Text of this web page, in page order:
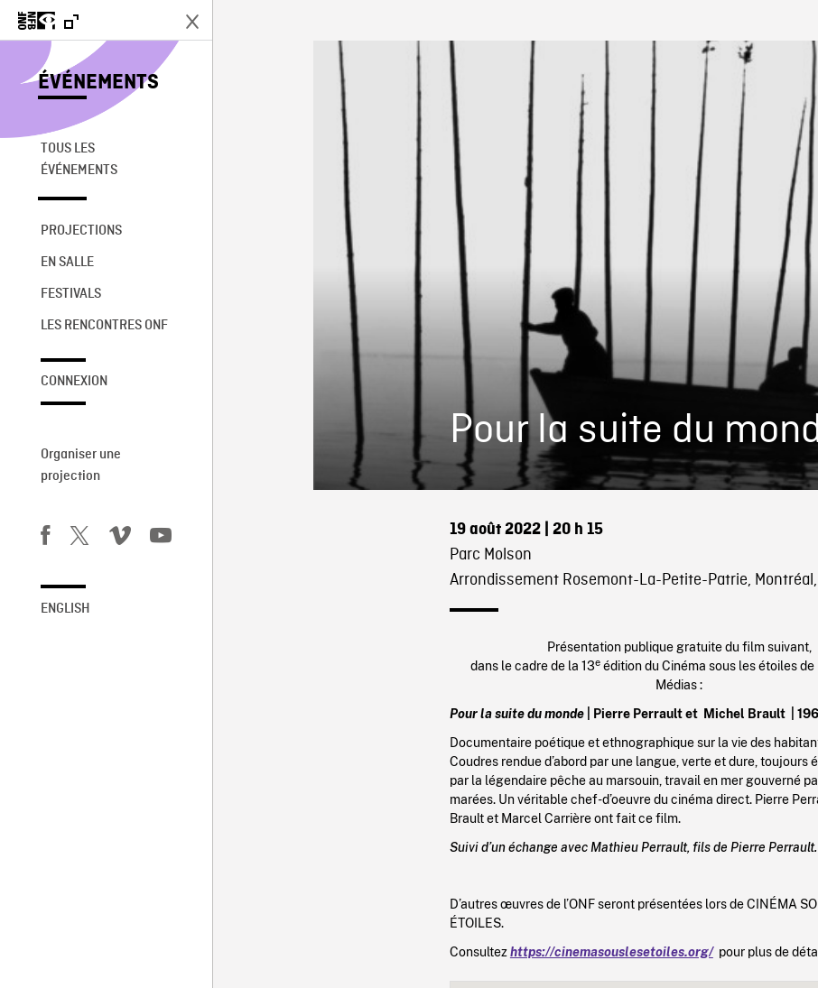
ÉVÉNEMENTS
TOUS LES
ÉVÉNEMENTS
PROJECTIONS
EN SALLE
FESTIVALS
LES RENCONTRES ONF
CONNEXION
Organiser une
projection
ENGLISH
Pour la suite du
19 août 2022| 20 h 15
Parc Molson
Arrondissement Rosemont-La-Petite-Patrie, Montréal,
Présentation publique gratuite du film suivant,
dans le cadre de la 13eédition du Cinéma sous les étoiles de
Médias :
Pour la suite du monde| Pierre Perrault et Michel Brault |
Documentaire poétique et ethnographique sur la vie des
Coudres rendue d’abord par une langue, verte et dure, toujours
par la légendaire pêche au marsouin, travail en mer gouverné
marées. Un véritable chef-d’oeuvre du cinéma direct. Pierre
Brault et Marcel Carrière ont fait ce film.
Suivi d’un échange avec Mathieu Perrault, fils de Pierre Perrault.
D’autres œuvres de l’ONF seront présentées lors de CINÉMA
ÉTOILES.
Consultezhttps://cinemasouslesetoiles.org/ pour plus de